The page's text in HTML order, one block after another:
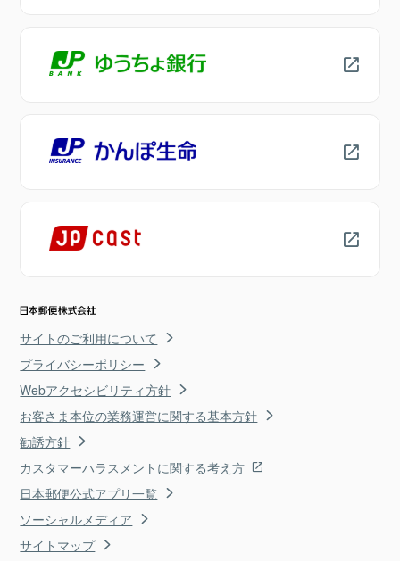
サイトのご利用について
プライバシーポリシー
Webアクセシビリティ方針
お客さま本位の業務運営に関する基本方針
勧誘方針
カスタマーハラスメントに関する考え方
日本郵便公式アプリ一覧
ソーシャルメディア
サイトマップ